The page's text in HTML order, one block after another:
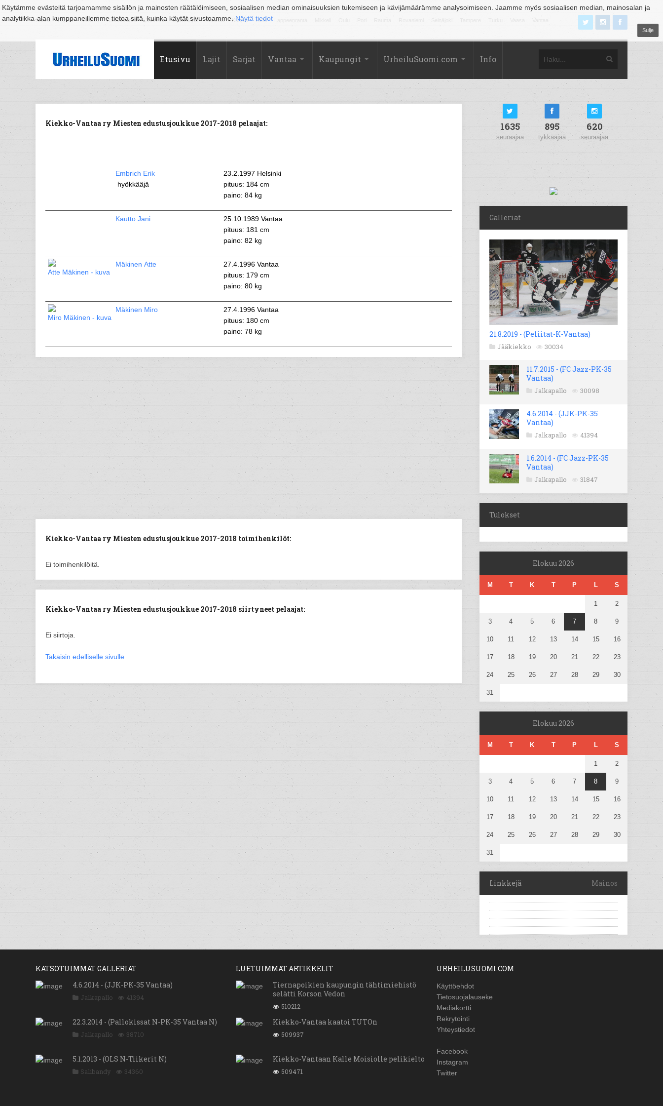
Käytämme evästeitä tarjoamamme sisällön ja mainosten räätälöimiseen, sosiaalisen median ominaisuuksien tukemiseen ja kävijämäärämme analysoimiseen. Jaamme myös sosiaalisen median, mainosalan ja
analytiikka-alan kumppaneillemme tietoa siitä, kuinka käytät sivustoamme. Näytä tiedot
Sulje
Suomi Espoo Helsinki Hämeenlinna Joensuu Jyväskylä Kouvola Kuopio Lahti
Etusivu Lajit Sarjat Vantaa Kaupungit UrheiluSuomi.com Info
Kiekko-Vantaa ry Miesten edustusjoukkue 2017-2018 pelaajat:
Embrich Erik
hyökkääjä
23.2.1997 Helsinki
pituus: 184 cm
paino: 84 kg
Kautto Jani
25.10.1989 Vantaa
pituus: 181 cm
paino: 82 kg
Mäkinen Atte
27.4.1996 Vantaa
pituus: 179 cm
paino: 80 kg
Mäkinen Miro
27.4.1996 Vantaa
pituus: 180 cm
paino: 78 kg
Kiekko-Vantaa ry Miesten edustusjoukkue 2017-2018 toimihenkilöt:
Ei toimihenkilöitä.
Kiekko-Vantaa ry Miesten edustusjoukkue 2017-2018 siirtyneet pelaajat:
Ei siirtoja.
Takaisin edelliselle sivulle
1635
seuraajaa
895
tykkääjää
620
seuraajaa
Galleriat
21.8.2019 - (Peliitat-K-Vantaa)
Jääkiekko 30034
11.7.2015 - (FC Jazz-PK-35
Vantaa)
Jalkapallo 30098
4.6.2014 - (JJK-PK-35
Vantaa)
Jalkapallo 41394
1.6.2014 - (FC Jazz-PK-35
Vantaa)
Jalkapallo 31847
Tulokset
Elokuu 2026
M T K T P L S
1 2
3 4 5 6 7 8 9
10 11 12 13 14 15 16
17 18 19 20 21 22 23
24 25 26 27 28 29 30
31
Elokuu 2026
M T K T P L S
1 2
3 4 5 6 7 8 9
10 11 12 13 14 15 16
17 18 19 20 21 22 23
24 25 26 27 28 29 30
31
Linkkejä Mainos
KATSOTUIMMAT GALLERIAT
4.6.2014 - (JJK-PK-35 Vantaa)
Jalkapallo 41394
22.3.2014 - (Pallokissat N-PK-35 Vantaa N)
Jalkapallo 38710
5.1.2013 - (OLS N-Tiikerit N)
Salibandy 34360
LUETUIMMAT ARTIKKELIT
Tiernapoikien kaupungin tähtimiehistö
selätti Korson Vedon
510212
Kiekko-Vantaa kaatoi TUTOn
509937
Kiekko-Vantaan Kalle Moisiolle pelikielto
509471
URHEILUSUOMI.COM
Käyttöehdot
Tietosuojalauseke
Mediakortti
Rekrytointi
Yhteystiedot
Facebook
Instagram
Twitter